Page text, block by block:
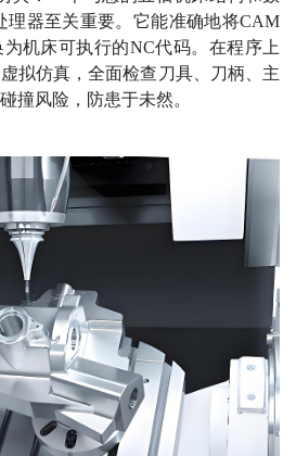
理器至关重要。它能准确地将CAM
机床可执行的NC代码。在程序上
拟仿真，全面检查刀具、刀柄、主
撞风险，防患于未然。